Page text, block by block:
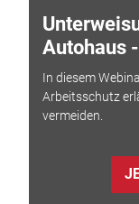
Autohaus
In diesem
Arbeitsschutz
vermeiden.